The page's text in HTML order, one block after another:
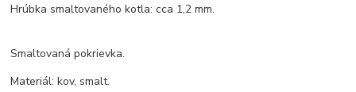
Hrúbka smaltovaného kotla: cca 1,2 mm.
Smaltovaná pokrievka.
Materiál: kov, smalt.